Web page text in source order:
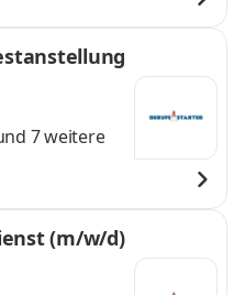
7 weitere
(m/w/d)